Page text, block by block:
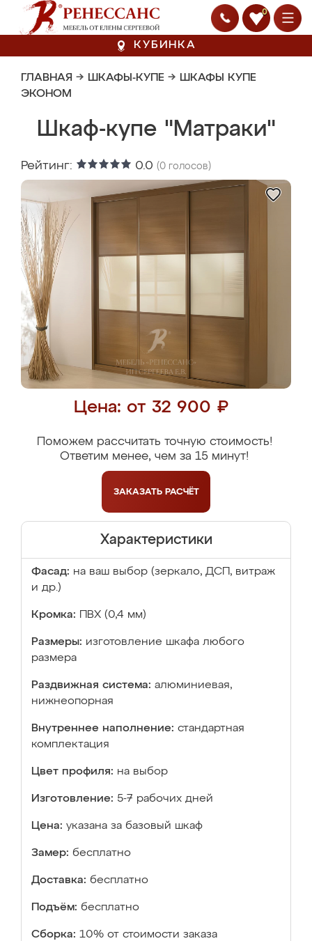
0
КУБИНКА
ГЛАВНАЯ → ШКАФЫ-КУПЕ → ШКАФЫ КУПЕ
ЭКОНОМ
Шкаф-купе "Матраки"
Рейтинг: 0.0 (0 голосов)
Цена: от 32 900 ₽
Поможем рассчитать точную стоимость!
Ответим менее, чем за 15 минут!
ЗАКАЗАТЬ РАСЧЁТ
Характеристики
Фасад: на ваш выбор (зеркало, ДСП, витраж
и др.)
Кромка: ПВХ (0,4 мм)
Размеры: изготовление шкафа любого
размера
Раздвижная система: алюминиевая,
нижнеопорная
Внутреннее наполнение: стандартная
комплектация
Цвет профиля: на выбор
Изготовление: 5-7 рабочих дней
Цена: указана за базовый шкаф
Замер: бесплатно
Доставка: бесплатно
Подъём: бесплатно
Сборка: 10% от стоимости заказа